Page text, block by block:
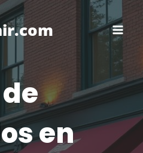
en